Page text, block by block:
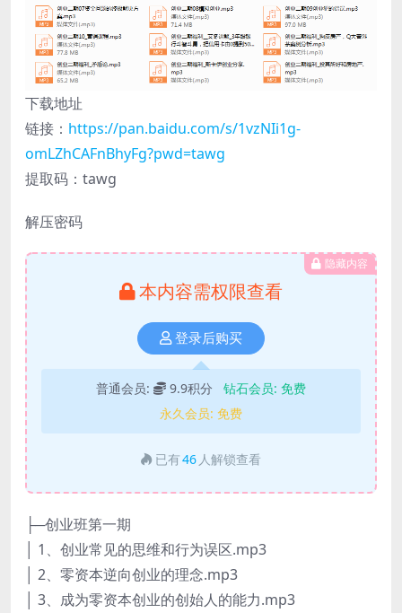
下载地址
链接： https://pan.baidu.com/s/1vzNIi1g-
omLZhCAFnBhyFg?pwd=tawg
提取码：tawg
解压密码
隐藏内容
本内容需权限查看
登录后购买
普通会员: 9.9积分 钻石会员: 免费
永久会员: 免费
已有46 人解锁查看
├─创业班第一期
│ 1、创业常见的思维和行为误区.mp3
│ 2、零资本逆向创业的理念.mp3
│ 3、成为零资本创业的创始人的能力.mp3